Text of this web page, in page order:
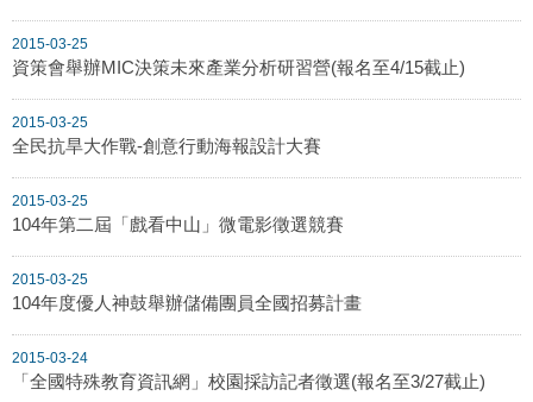
2015-03-25
資策會舉辦MIC決策未來產業分析研習營(報名至4/15截止)
2015-03-25
全民抗旱大作戰-創意行動海報設計大賽
2015-03-25
104年第二屆「戲看中山」微電影徵選競賽
2015-03-25
104年度優人神鼓舉辦儲備團員全國招募計畫
2015-03-24
「全國特殊教育資訊網」校園採訪記者徵選(報名至3/27截止)